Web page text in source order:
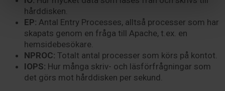
hårddisken.
EP: Antal Entry Processes, alltså processer som har
skapats genom en fråga till Apache, t.ex. en
hemsidebesökare.
NPROC: Totalt antal processer som körs på kontot.
IOPS: Hur många skriv- och läsförfrågningar som
det görs mot hårddisken per sekund.